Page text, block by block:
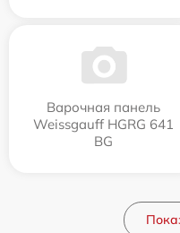
Варочная панель
Weissgauff HGRG 641
BG